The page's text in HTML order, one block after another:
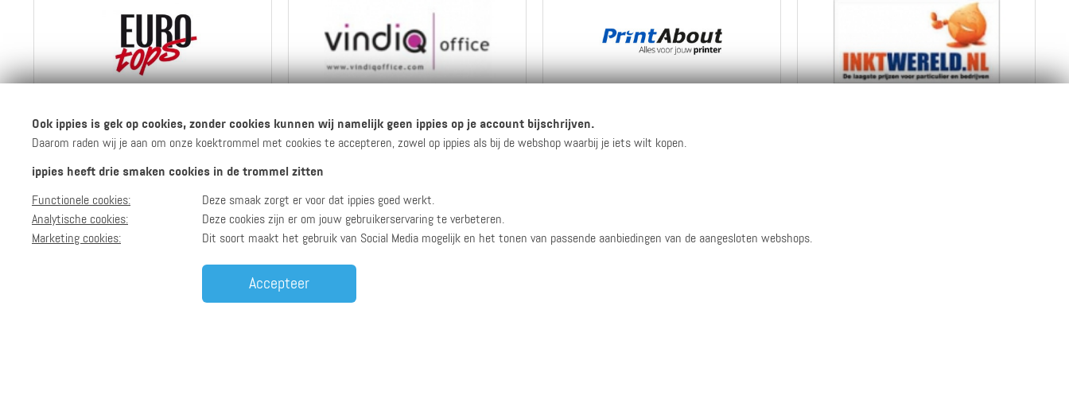
5 ippies per euro
Naar de webshop
Bekijk info
4 ippies per euro
Bekijk infoen reviews
Ook ippies is gek op cookies, zonder cookies kunnen wij namelijk geen ippies op je account bijschrijven.
Daarom raden wij je aan om onze koektrommel met cookies te accepteren, zowel op ippies als bij de webshop waarbij je iets wilt kopen.
ippies heeft drie smaken cookies in de trommel zitten
Functionele cookies:
Deze smaak zorgt er voor dat ippies goed werkt.
Analytische cookies:
Deze cookies zijn er om jouw gebruikerservaring te verbeteren.
Marketing cookies:
Dit soort maakt het gebruik van Social Media mogelijk en het tonen van passende aanbiedingen van de aangesloten webshops.
Accepteer